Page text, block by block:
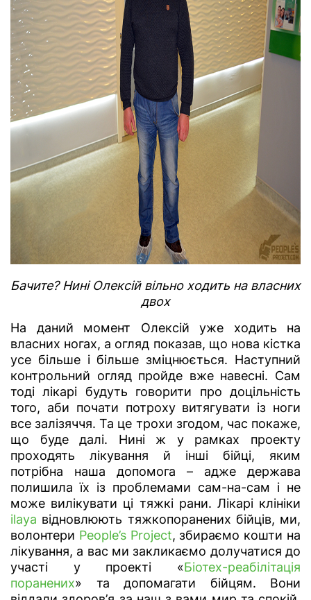
Бачите? Нині Олексій вільно ходить на власних
двох
На даний момент Олексій уже ходить на
власних ногах, а огляд показав, що нова кістка
усе більше і більше зміцнюється. Наступний
контрольний огляд пройде вже навесні. Сам
тоді лікарі будуть говорити про доцільність
того, аби почати потроху витягувати із ноги
все залізяччя. Та це трохи згодом, час покаже,
що буде далі. Нині ж у рамках проекту
проходять лікування й інші бійці, яким
потрібна наша допомога – адже держава
полишила їх із проблемами сам-на-сам і не
може вилікувати ці тяжкі рани. Лікарі клініки
ilaya відновлюють тяжкопоранених бійців, ми,
волонтери People’s Project, збираємо кошти на
лікування, а вас ми закликаємо долучатися до
участі у проекті «Біотех-реабілітація
поранених» та допомагати бійцям. Вони